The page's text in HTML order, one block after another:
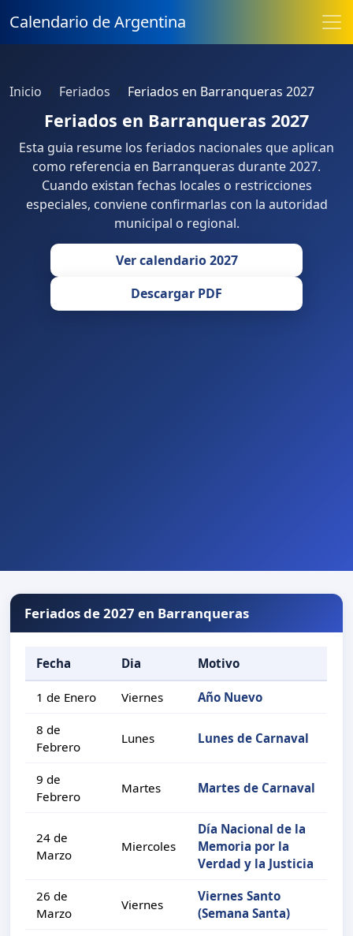
Calendario de Argentina
Inicio Feriados Feriados en Barranqueras 2027
Feriados en Barranqueras 2027
Esta guia resume los feriados nacionales que aplican
como referencia en Barranqueras durante 2027.
Cuando existan fechas locales o restricciones
especiales, conviene confirmarlas con la autoridad
municipal o regional.
Ver calendario 2027
Descargar PDF
Feriados de 2027 en Barranqueras
Fecha Dia Motivo
1 de Enero Viernes Año Nuevo
8 de
Febrero
Lunes Lunes de Carnaval
9 de
Febrero
Martes Martes de Carnaval
24 de
Marzo
Miercoles
Día Nacional de la
Memoria por la
Verdad y la Justicia
26 de
Marzo
Viernes
Viernes Santo
(Semana Santa)